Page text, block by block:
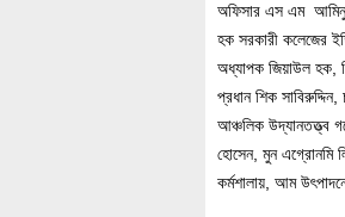
অফিসার এস এম
হক সরকারী কলেজের
অধ্যাপক জিয়াউল হক,
প্রধান শিক সাবিরুদ্দিন,
আঞ্চলিক উদ্যানতত্ত্ব
হোসেন, মুন এগ্রোনমি
কর্মশালায়, আম